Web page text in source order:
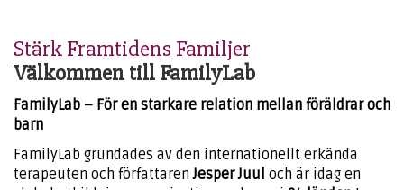
Stärk Framtidens Familjer
Välkommen till FamilyLab
FamilyLab – För en starkare relation mellan föräldrar och
barn
FamilyLab grundades av den internationellt erkända
terapeuten och författarenJesper Juul och är idag en